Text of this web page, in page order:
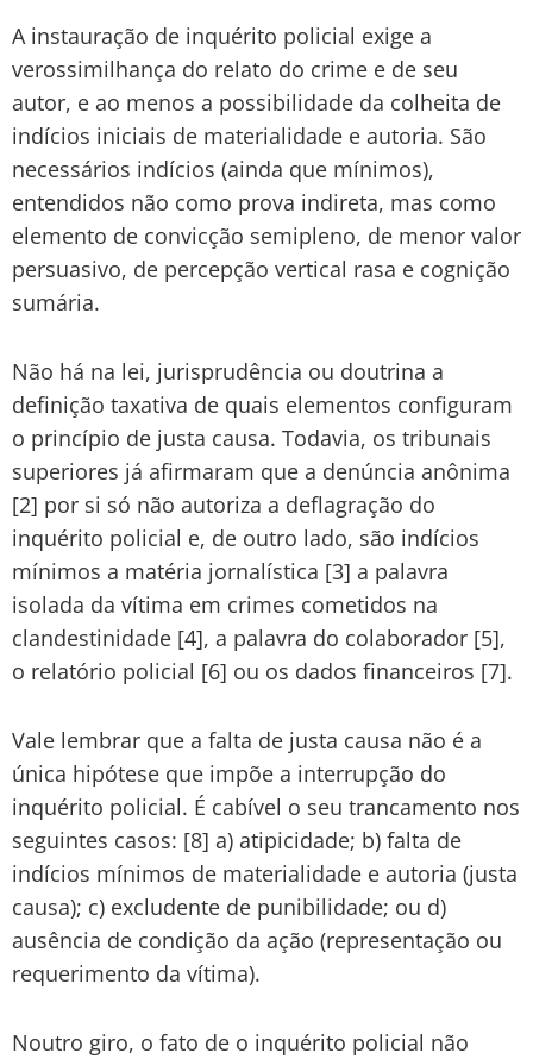
A instauração de inquérito policial exige a
verossimilhança do relato do crime e de seu
autor, e ao menos a possibilidade da colheita de
indícios iniciais de materialidade e autoria. São
necessários indícios (ainda que mínimos),
entendidos não como prova indireta, mas como
elemento de convicção semipleno, de menor valor
persuasivo, de percepção vertical rasa e cognição
sumária.
Não há na lei, jurisprudência ou doutrina a
definição taxativa de quais elementos configuram
o princípio de justa causa. Todavia, os tribunais
superiores já afirmaram que a denúncia anônima
[2] por si só não autoriza a deflagração do
inquérito policial e, de outro lado, são indícios
mínimos a matéria jornalística [3] a palavra
isolada da vítima em crimes cometidos na
clandestinidade [4], a palavra do colaborador [5],
o relatório policial [6] ou os dados financeiros [7].
Vale lembrar que a falta de justa causa não é a
única hipótese que impõe a interrupção do
inquérito policial. É cabível o seu trancamento nos
seguintes casos: [8] a) atipicidade; b) falta de
indícios mínimos de materialidade e autoria (justa
causa); c) excludente de punibilidade; ou d)
ausência de condição da ação (representação ou
requerimento da vítima).
Noutro giro, o fato de o inquérito policial não